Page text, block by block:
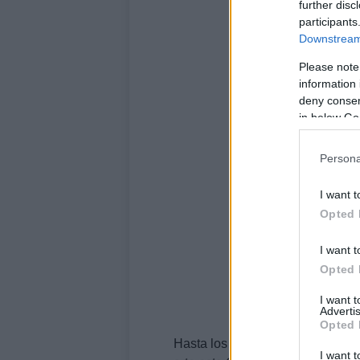
further
Please
information
deny
in below
I want
Opted
I want
Opted
I want
Opted
I want
Hasta los protagonistas de